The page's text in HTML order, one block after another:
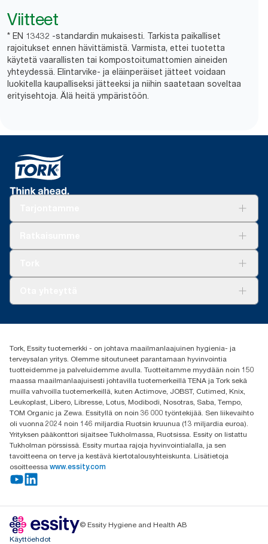
Viitteet
* EN 13432 -standardin mukaisesti. Tarkista paikalliset
rajoitukset ennen hävittämistä. Varmista, ettei tuotetta
käytetä vaarallisten tai kompostoitumattomien aineiden
yhteydessä. Elintarvike- ja eläinperäiset jätteet voidaan
luokitella kaupalliseksi jätteeksi ja niihin saatetaan soveltaa
erityisehtoja. Älä heitä ympäristöön.
(+358) 9 5068 8222
Oy Essity Finland Ab
Revontulenkuja 1
02100 Espoo
Tork, Essity tuotemerkki - on johtava maailmanlaajuinen hygienia- ja
terveysalan yritys. Olemme sitoutuneet parantamaan hyvinvointia
tuotteidemme ja palveluidemme avulla. Tuotteitamme myydään noin 150
maassa maailmanlaajuisesti johtavilla tuotemerkeillä TENA ja Tork sekä
muilla vahvoilla tuotemerkeillä, kuten Actimove, JOBST, Cutimed, Knix,
Leukoplast, Libero, Libresse, Lotus, Modibodi, Nosotras, Saba, Tempo,
TOM Organic ja Zewa. Essityllä on noin 36 000 työntekijää. Sen liikevaihto
oli vuonna 2024 noin 146 miljardia Ruotsin kruunua (13 miljardia euroa).
Yrityksen pääkonttori sijaitsee Tukholmassa, Ruotsissa. Essity on listattu
Tukholman pörssissä. Essity murtaa rajoja hyvinvointialalla, ja sen
tavoitteena on terve ja kestävä kiertotalousyhteiskunta. Lisätietoja
osoitteessa www.essity.com
© Essity Hygiene and Health AB
Käyttöehdot